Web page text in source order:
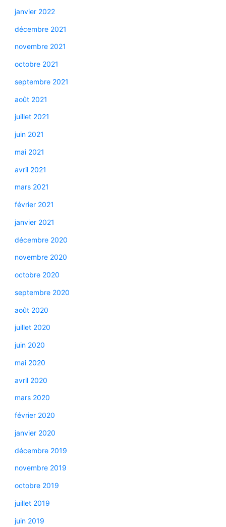
janvier 2022
décembre 2021
novembre 2021
octobre 2021
septembre 2021
août 2021
juillet 2021
juin 2021
mai 2021
avril 2021
mars 2021
février 2021
janvier 2021
décembre 2020
novembre 2020
octobre 2020
septembre 2020
août 2020
juillet 2020
juin 2020
mai 2020
avril 2020
mars 2020
février 2020
janvier 2020
décembre 2019
novembre 2019
octobre 2019
juillet 2019
juin 2019